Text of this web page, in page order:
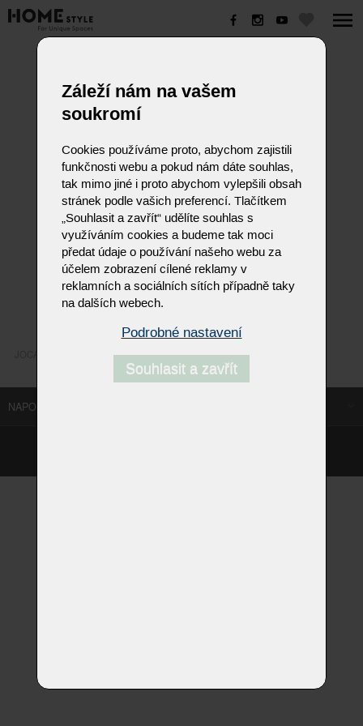
NAPOSLEDY NAVŠTÍVENÉ ODKAZY
Záleží nám na vašem
soukromí
Cookies používáme proto, abychom zajistili
funkčnosti webu a pokud nám dáte souhlas,
tak mimo jiné i proto abychom vylepšili obsah
stránek podle vašich preferencí. Tlačítkem
„Souhlasit a zavřít“ udělíte souhlas s
využíváním cookies a budeme tak moci
předat údaje o používání našeho webu za
účelem zobrazení cílené reklamy v
reklamních a sociálních sítích případně taky
na dalších webech.
Podrobné nastavení
Souhlasit a zavřít